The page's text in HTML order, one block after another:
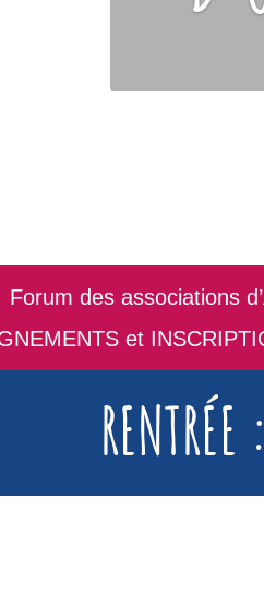
Forum des associations
et